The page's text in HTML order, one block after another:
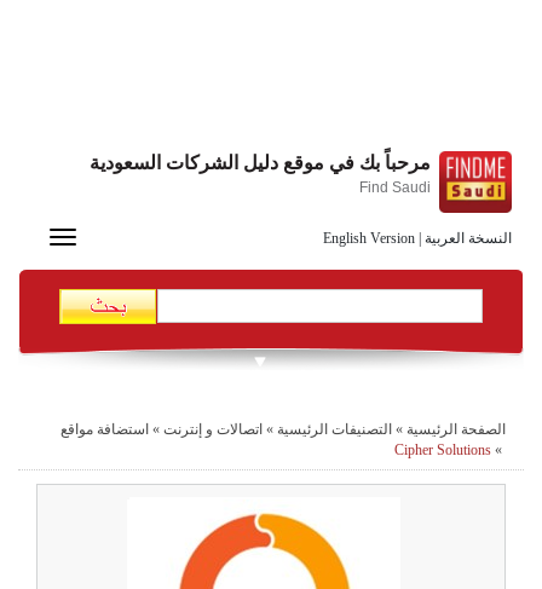
النسخة العربية English Version
مرحباً بك في موقع دليل الشركات السعودية
Find Saudi
Toggle
الصفحة الرئيسية » التصنيفات الرئيسية » اتصالات و إنترنت » استضافة مواقع
»
Cipher Solutions